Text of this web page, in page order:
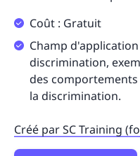
Coût : Gratuit
Champ
discrimination,
des
la discrimination.
Créé par SC Training